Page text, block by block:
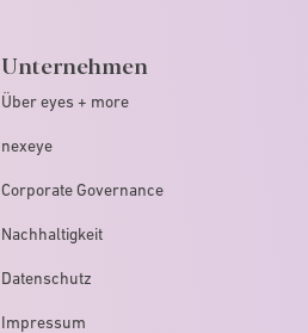
Unternehmen
Über eyes + more
nexeye
Corporate Governance
Nachhaltigkeit
Datenschutz
Impressum